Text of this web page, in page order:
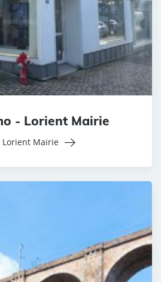
- Lorient Mairie
Mairie